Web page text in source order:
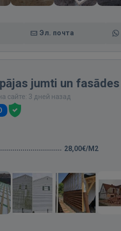
Эл. почта
jumti un fasādes
сайте: 3 дней назад
28,00€/M2